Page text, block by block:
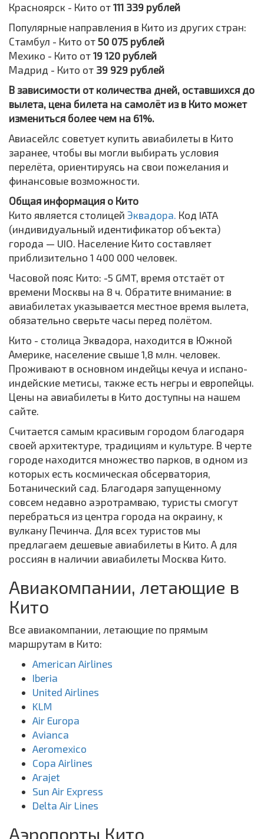
Красноярск - Кито от 111 339 рублей
Популярные направления в Кито из других стран:
Стамбул - Кито от 50 075 рублей
Мехико - Кито от 19 120 рублей
Мадрид - Кито от 39 929 рублей
В зависимости от количества дней, оставшихся до
вылета, цена билета на самолёт из в Кито может
измениться более чем на 61%.
Авиасейлс советует купить авиабилеты в Кито
заранее, чтобы вы могли выбирать условия
перелёта, ориентируясь на свои пожелания и
финансовые возможности.
Общая информация о Кито
Кито является столицей Эквадора. Код IATA
(индивидуальный идентификатор объекта)
города — UIO. Население Кито составляет
приблизительно 1 400 000 человек.
Часовой пояс Кито: -5 GMT, время отстаёт от
времени Москвы на 8 ч. Обратите внимание: в
авиабилетах указывается местное время вылета,
обязательно сверьте часы перед полётом.
Кито - столица Эквадора, находится в Южной
Америке, население свыше 1,8 млн. человек.
Проживают в основном индейцы кечуа и испано-
индейские метисы, также есть негры и европейцы.
Цены на авиабилеты в Кито доступны на нашем
сайте.
Считается самым красивым городом благодаря
своей архитектуре, традициям и культуре. В черте
городе находится множество парков, в одном из
которых есть космическая обсерватория,
Ботанический сад. Благодаря запущенному
совсем недавно аэротрамваю, туристы смогут
перебраться из центра города на окраину, к
вулкану Печинча. Для всех туристов мы
предлагаем дешевые авиабилеты в Кито. А для
россиян в наличии авиабилеты Москва Кито.
Авиакомпании, летающие в
Кито
Все авиакомпании, летающие по прямым
маршрутам в Кито:
American Airlines
Iberia
United Airlines
KLM
Air Europa
Avianca
Aeromexico
Copa Airlines
Arajet
Sun Air Express
Delta Air Lines
Аэропорты Кито